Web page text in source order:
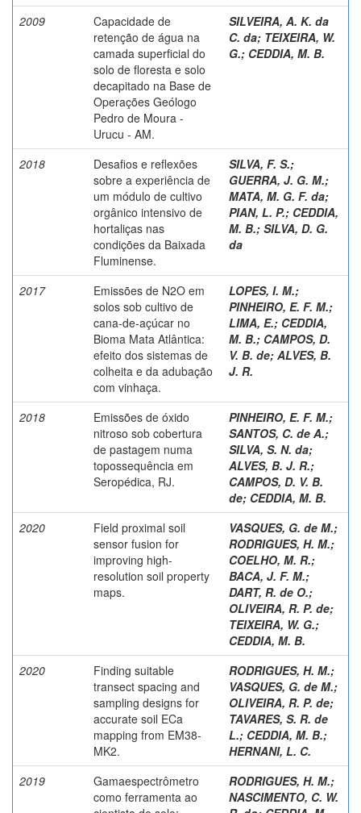
2009
Capacidade de
retenção de água na
camada superficial do
solo de floresta e solo
decapitado na Base de
Operações Geólogo
Pedro de Moura -
Urucu - AM.
SILVEIRA, A. K. da
C. da; TEIXEIRA, W.
G.; CEDDIA, M. B.
2018
Desafios e reflexões
sobre a experiência de
um módulo de cultivo
orgânico intensivo de
hortaliças nas
condições da Baixada
Fluminense.
SILVA, F. S.;
GUERRA, J. G. M.;
MATA, M. G. F. da;
PIAN, L. P.; CEDDIA,
M. B.; SILVA, D. G.
da
2017
Emissões de N2O em
solos sob cultivo de
cana-de-açúcar no
Bioma Mata Atlântica:
efeito dos sistemas de
colheita e da adubação
com vinhaça.
LOPES, I. M.;
PINHEIRO, E. F. M.;
LIMA, E.; CEDDIA,
M. B.; CAMPOS, D.
V. B. de; ALVES, B.
J. R.
2018
Emissões de óxido
nitroso sob cobertura
de pastagem numa
topossequência em
Seropédica, RJ.
PINHEIRO, E. F. M.;
SANTOS, C. de A.;
SILVA, S. N. da;
ALVES, B. J. R.;
CAMPOS, D. V. B.
de; CEDDIA, M. B.
2020
Field proximal soil
sensor fusion for
improving high-
resolution soil property
maps.
VASQUES, G. de M.;
RODRIGUES, H. M.;
COELHO, M. R.;
BACA, J. F. M.;
DART, R. de O.;
OLIVEIRA, R. P. de;
TEIXEIRA, W. G.;
CEDDIA, M. B.
2020
Finding suitable
transect spacing and
sampling designs for
accurate soil ECa
mapping from EM38-
MK2.
RODRIGUES, H. M.;
VASQUES, G. de M.;
OLIVEIRA, R. P. de;
TAVARES, S. R. de
L.; CEDDIA, M. B.;
HERNANI, L. C.
2019
Gamaespectrômetro
como ferramenta ao
RODRIGUES, H. M.;
NASCIMENTO, C. W.